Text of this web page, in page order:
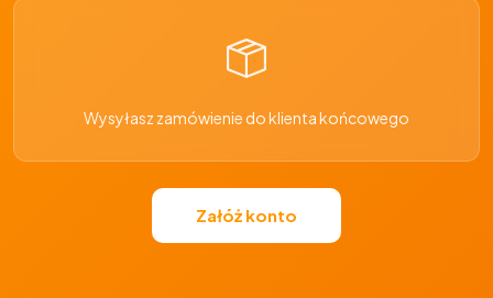
Wysyłasz zamówienie do klienta końcowego
Załóż konto